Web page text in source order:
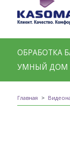
ОБРАБОТКА
УМНЫЙ ДОМ
Главная